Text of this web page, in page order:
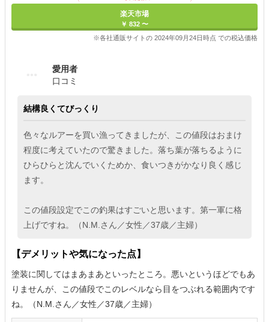
楽天市場
￥ 832 〜
※各社通販サイトの 2024年09月24日時点 での税込価格
愛用者
口コミ
結構良くてびっくり
色々なルアーを買い漁ってきましたが、この値段はおまけ
程度に考えていたので驚きました。落ち葉が落ちるように
ひらひらと沈んでいくためか、食いつきがかなり良く感じ
ます。
この値段設定でこの釣果はすごいと思います。第一軍に格
上げですね。（N.M.さん／女性／37歳／主婦）
【デメリットや気になった点】
塗装に関してはまあまあといったところ。悪いというほどでもあ
りませんが、この値段でこのレベルなら目をつぶれる範囲内です
ね。（N.M.さん／女性／37歳／主婦）